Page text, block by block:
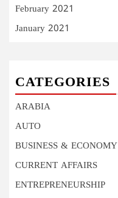
February 2021
January 2021
CATEGORIES
ARABIA
AUTO
BUSINESS & ECONOMY
CURRENT AFFAIRS
ENTREPRENEURSHIP